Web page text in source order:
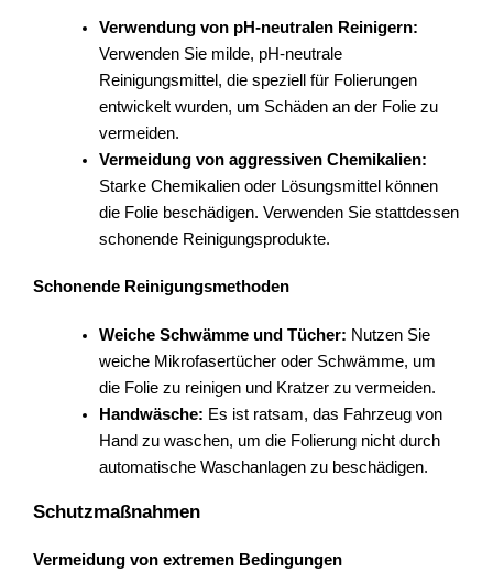
Verwendung von pH-neutralen Reinigern:
Verwenden Sie milde, pH-neutrale
Reinigungsmittel, die speziell für Folierungen
entwickelt wurden, um Schäden an der Folie zu
vermeiden.
Vermeidung von aggressiven Chemikalien:
Starke Chemikalien oder Lösungsmittel können
die Folie beschädigen. Verwenden Sie stattdessen
schonende Reinigungsprodukte.
Schonende Reinigungsmethoden
Weiche Schwämme und Tücher: Nutzen Sie
weiche Mikrofasertücher oder Schwämme, um
die Folie zu reinigen und Kratzer zu vermeiden.
Handwäsche: Es ist ratsam, das Fahrzeug von
Hand zu waschen, um die Folierung nicht durch
automatische Waschanlagen zu beschädigen.
Schutzmaßnahmen
Vermeidung von extremen Bedingungen